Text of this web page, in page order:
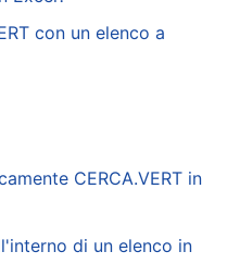
con un elenco a
CERCA.VERT in
di un elenco in